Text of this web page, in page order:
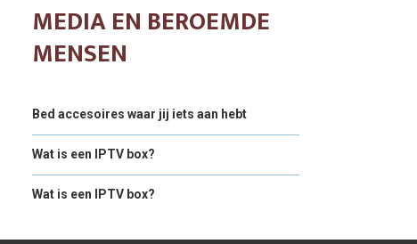
MEDIA EN BEROEMDE
MENSEN
Bed accesoires waar jij iets aan hebt
Wat is een IPTV box?
Wat is een IPTV box?